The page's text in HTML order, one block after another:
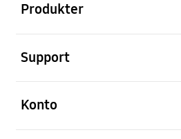
Produkter
Support
Konto